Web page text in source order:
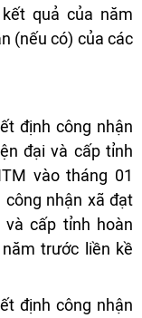
quả của năm
(nếu có) của các
định công nhận
đại và cấp tỉnh
vào tháng 01
nhận xã đạt
cấp tỉnh hoàn
trước liền kề
định công nhận